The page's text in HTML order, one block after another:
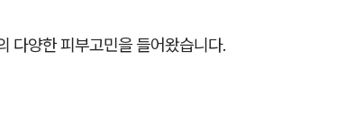
다양한 피부고민을 들어왔습니다.